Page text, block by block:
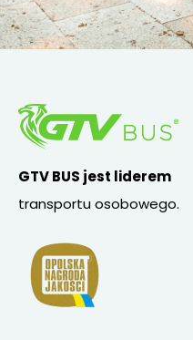
GTV BUS jest liderem
transportu osobowego.